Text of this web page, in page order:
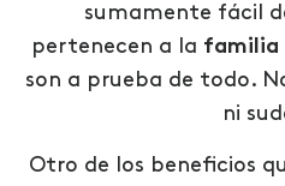
sumamente fácil
pertenecen a la familia
son a prueba de todo.
ni
Otro de los beneficios